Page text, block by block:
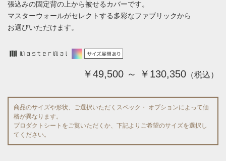
張込みの固定背の上から被せるカバーです。
マスターウォールがセレクトする多彩なファブリックから
お選びいただけます。
￥49,500 ～ ￥130,350 （税込）
商品のサイズや形状、ご選択いただくスペック・ オプションによって価
格が異なります。
プロダクトシートをご覧いただくか、下記よりご希望のサイズを選択し
てください。